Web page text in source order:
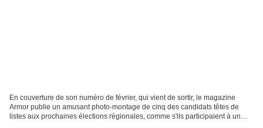
En couverture de son numéro de février, qui vient de sortir, le magazine
Armor publie un amusant photo-montage de cinq des candidats têtes de
listes aux prochaines élections régionales, comme s'ils participaient à un